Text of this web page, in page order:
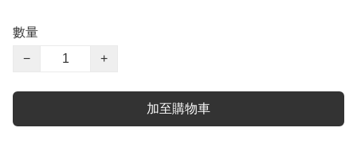
數量
−
+
加至購物車